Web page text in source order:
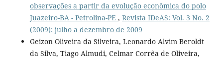
observações a partir da evolução econômica do polo
Juazeiro-BA - Petrolina-PE , Revista IDeAS: Vol. 3 No. 2
(2009): julho a dezembro de 2009
Geizon Oliveira da Silveira, Leonardo Alvim Beroldt
da Silva, Tiago Almudi, Celmar Corrêa de Oliveira,